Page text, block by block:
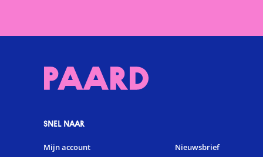
SNEL NAAR
Mijn account
Nieuwsbrief